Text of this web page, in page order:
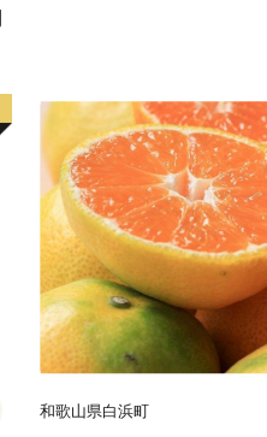
和歌山県白浜町